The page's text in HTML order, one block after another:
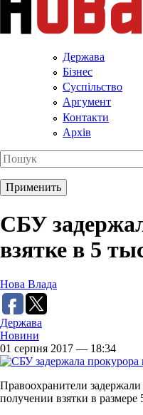
Держава
Бізнес
Суспільство
Аргумент
Контакти
Архів
СБУ
взятке в 5
Нова Влада
Держава
Новини
01 серпня 2017 — 18:34
Правоохранители
получении взятки в размере